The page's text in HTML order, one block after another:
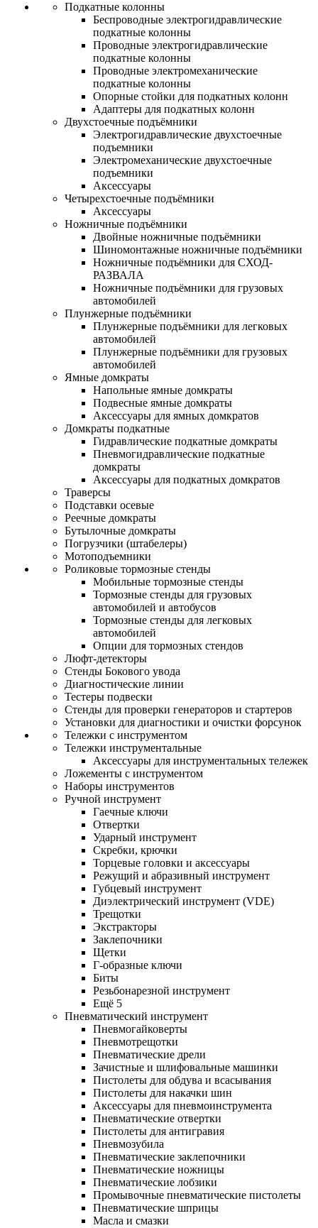
Подкатные колонны
Беспроводные электрогидравлические
подкатные колонны
Проводные электрогидравлические
подкатные колонны
Проводные электромеханические
подкатные колонны
Опорные стойки для подкатных колонн
Адаптеры для подкатных колонн
Двухстоечные подъёмники
Электрогидравлические двухстоечные
подъемники
Электромеханические двухстоечные
подъемники
Аксессуары
Четырехстоечные подъёмники
Аксессуары
Ножничные подъёмники
Двойные ножничные подъёмники
Шиномонтажные ножничные подъёмники
Ножничные подъёмники для СХОД-
РАЗВАЛА
Ножничные подъёмники для грузовых
автомобилей
Плунжерные подъёмники
Плунжерные подъёмники для легковых
автомобилей
Плунжерные подъёмники для грузовых
автомобилей
Ямные домкраты
Напольные ямные домкраты
Подвесные ямные домкраты
Аксессуары для ямных домкратов
Домкраты подкатные
Гидравлические подкатные домкраты
Пневмогидравлические подкатные
домкраты
Аксессуары для подкатных домкратов
Траверсы
Подставки осевые
Реечные домкраты
Бутылочные домкраты
Погрузчики (штабелеры)
Мотоподъемники
Роликовые тормозные стенды
Мобильные тормозные стенды
Тормозные стенды для грузовых
автомобилей и автобусов
Тормозные стенды для легковых
автомобилей
Опции для тормозных стендов
Люфт-детекторы
Стенды Бокового увода
Диагностические линии
Тестеры подвески
Стенды для проверки генераторов и стартеров
Установки для диагностики и очистки форсунок
Тележки с инструментом
Тележки инструментальные
Аксессуары для инструментальных тележек
Ложементы с инструментом
Наборы инструментов
Ручной инструмент
Гаечные ключи
Отвертки
Ударный инструмент
Скребки, крючки
Торцевые головки и аксессуары
Режущий и абразивный инструмент
Губцевый инструмент
Диэлектрический инструмент (VDE)
Трещотки
Экстракторы
Заклепочники
Щетки
Г-образные ключи
Биты
Резьбонарезной инструмент
Ещё 5
Пневматический инструмент
Пневмогайковерты
Пневмотрещотки
Пневматические дрели
Зачистные и шлифовальные машинки
Пистолеты для обдува и всасывания
Пистолеты для накачки шин
Аксессуары для пневмоинструмента
Пневматические отвертки
Пистолеты для антигравия
Пневмозубила
Пневматические заклепочники
Пневматические ножницы
Пневматические лобзики
Промывочные пневматические пистолеты
Пневматические шприцы
Масла и смазки